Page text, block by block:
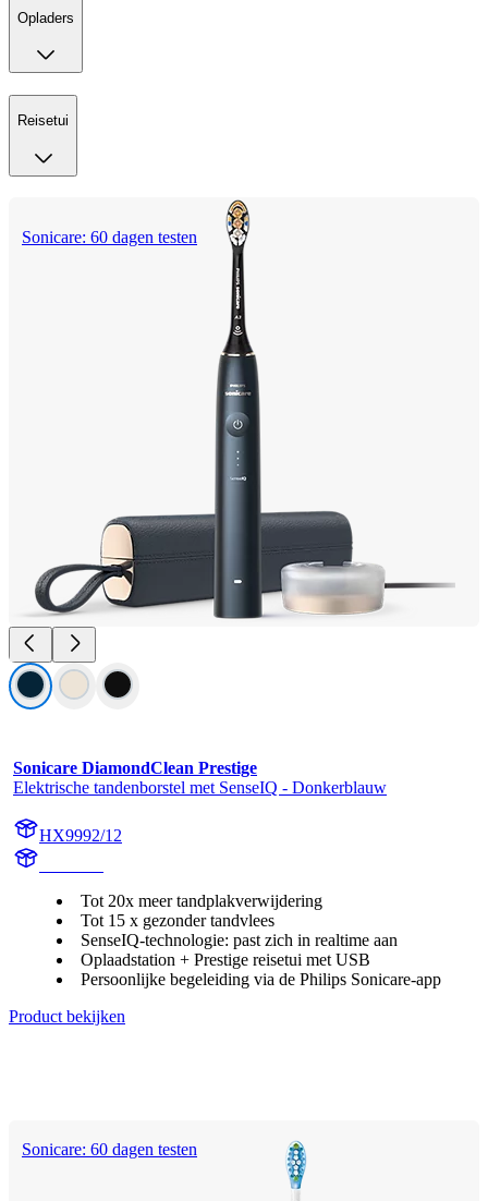
Opladers
Reisetui
Sonicare: 60 dagen testen
Sonicare DiamondClean Prestige
Elektrische tandenborstel met SenseIQ - Donkerblauw
HX9992/12
Tot 20x meer tandplakverwijdering
Tot 15 x gezonder tandvlees
SenseIQ-technologie: past zich in realtime aan
Oplaadstation + Prestige reisetui met USB
Persoonlijke begeleiding via de Philips Sonicare-app
Product bekijken
Sonicare: 60 dagen testen